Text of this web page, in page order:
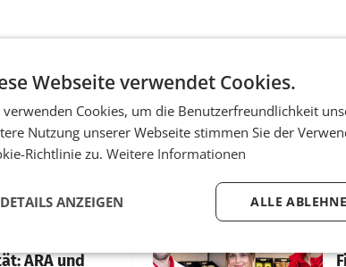
ARA und
Webseite verwendet Cookies.
Cookies, um die Benutzerfreundlichkeit
Nutzung unserer Webseite stimmen Sie der
Richtlinie zu. Weitere Informationen
ALLE
DETAILS ANZEIGEN